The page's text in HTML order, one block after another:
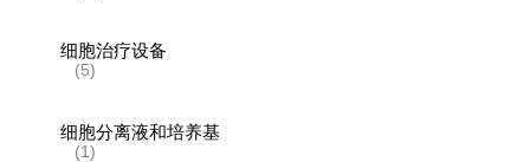
细胞治疗设备
(5)
细胞分离液和培养基
(1)